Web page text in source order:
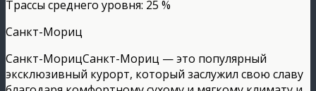
Трассы среднего уровня: 25 %
Санкт-Мориц
Санкт-МорицСанкт-Мориц — это популярный
эксклюзивный курорт, который заслужил свою славу